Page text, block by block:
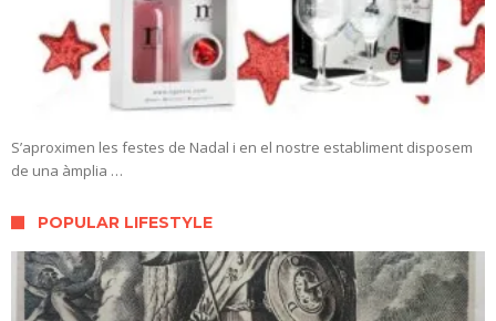
S’aproximen les festes de Nadal i en el nostre establiment disposem
de una àmplia …
POPULAR LIFESTYLE